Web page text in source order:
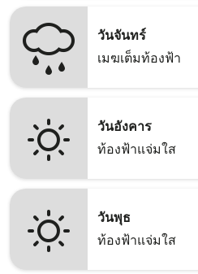
วันจันทร์
เมฆเต็มท้องฟ้า
วันอังคาร
ท้องฟ้าแจ่มใส
วันพุธ
ท้องฟ้าแจ่มใส